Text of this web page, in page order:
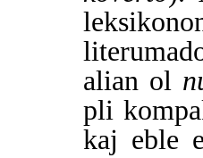
alian ol
pli
kaj eble